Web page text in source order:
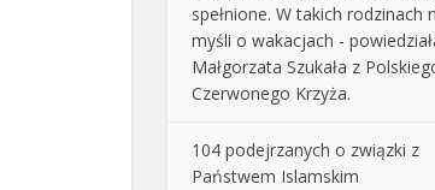
spełnione. W takich rodzinach
myśli o wakacjach -
Małgorzata Szukała z
Czerwonego Krzyża.
104 podejrzanych o związki z
Państwem Islamskim